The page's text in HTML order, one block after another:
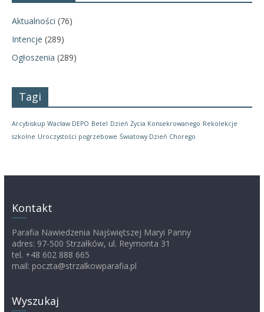
Aktualności (76)
Intencje (289)
Ogłoszenia (289)
Tagi
Arcybiskup Wacław DEPO Betel Dzień Życia Konsekrowanego Rekolekcje
szkolne Uroczystości pogrzebowe Światowy Dzień Chorego
Kontakt
Parafia Nawiedzenia Najświętszej Maryi Panny
adres: 97-500 Strzałków, ul. Reymonta 31
tel. +48 602 888 665
mail: poczta@strzalkowparafia.pl
Wyszukaj